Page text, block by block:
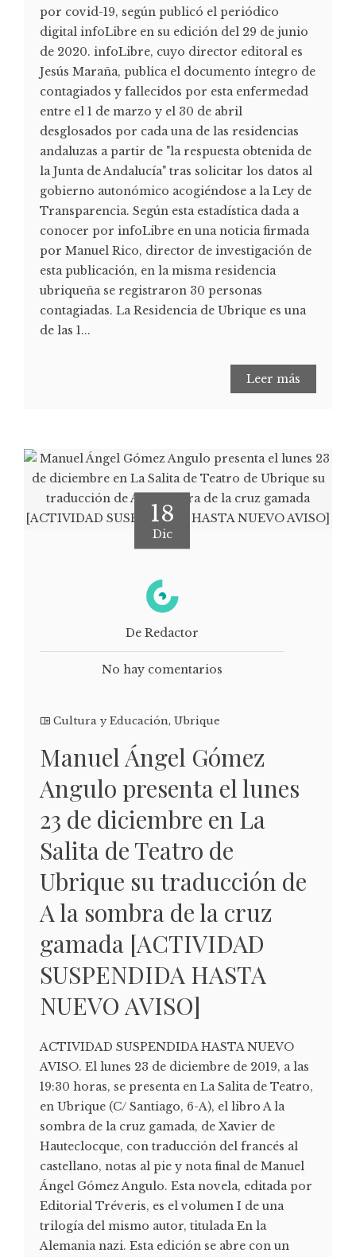
por covid-19, según publicó el periódico
digital infoLibre en su edición del 29 de junio
de 2020. infoLibre, cuyo director editoral es
Jesús Maraña, publica el documento íntegro de
contagiados y fallecidos por esta enfermedad
entre el 1 de marzo y el 30 de abril
desglosados por cada una de las residencias
andaluzas a partir de "la respuesta obtenida de
la Junta de Andalucía" tras solicitar los datos al
gobierno autonómico acogiéndose a la Ley de
Transparencia. Según esta estadística dada a
conocer por infoLibre en una noticia firmada
por Manuel Rico, director de investigación de
esta publicación, en la misma residencia
ubriqueña se registraron 30 personas
contagiadas. La Residencia de Ubrique es una
de las 1...
Leer más
18
Dic
De Redactor
No hay comentarios
Cultura y Educación, Ubrique
Manuel Ángel Gómez
Angulo presenta el lunes
23 de diciembre en La
Salita de Teatro de
Ubrique su traducción de
A la sombra de la cruz
gamada [ACTIVIDAD
SUSPENDIDA HASTA
NUEVO AVISO]
ACTIVIDAD SUSPENDIDA HASTA NUEVO
AVISO. El lunes 23 de diciembre de 2019, a las
19:30 horas, se presenta en La Salita de Teatro,
en Ubrique (C/ Santiago, 6-A), el libro A la
sombra de la cruz gamada, de Xavier de
Hauteclocque, con traducción del francés al
castellano, notas al pie y nota final de Manuel
Ángel Gómez Angulo. Esta novela, editada por
Editorial Tréveris, es el volumen I de una
trilogía del mismo autor, titulada En la
Alemania nazi. Esta edición se abre con un